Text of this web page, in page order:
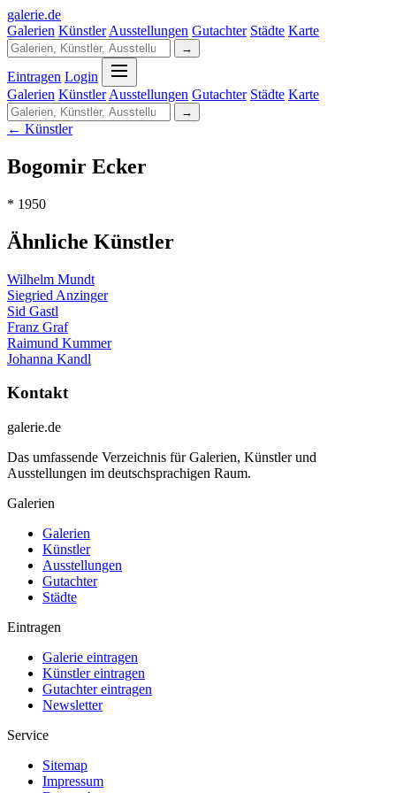
galerie.de
Galerien Künstler Ausstellungen Gutachter Städte Karte
→
Eintragen Login
Galerien Künstler Ausstellungen Gutachter Städte Karte
→
← Künstler
Bogomir Ecker
* 1950
Ähnliche Künstler
Wilhelm Mundt
Siegried Anzinger
Sid Gastl
Franz Graf
Raimund Kummer
Johanna Kandl
Kontakt
galerie.de
Das umfassende Verzeichnis für Galerien, Künstler und
Ausstellungen im deutschsprachigen Raum.
Galerien
Galerien
Künstler
Ausstellungen
Gutachter
Städte
Eintragen
Galerie eintragen
Künstler eintragen
Gutachter eintragen
Newsletter
Service
Sitemap
Impressum